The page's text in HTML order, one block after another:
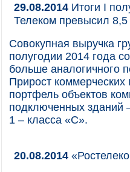
29.08.2014 Итоги I
Телеком превысил
Совокупная выручка
полугодии 2014 года
больше аналогичного
Прирост
портфель объектов
подключенных зданий
1 – класса «C».
20.08.2014